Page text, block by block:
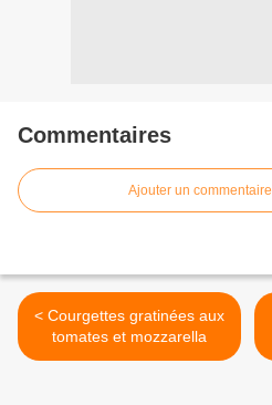
Commentaires
Ajouter un commentaire
< Courgettes gratinées aux
tomates et mozzarella